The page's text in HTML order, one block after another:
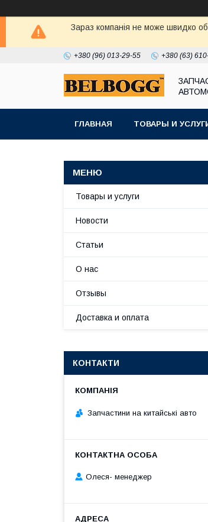
Зараз компанія не може швидко
+380 (96) 013-29-55 +380 (63)
ГЛАВНАЯ ТОВАРЫ И
Товары и услуги
Новости
Статьи
О нас
Отзывы
Доставка и оплата
КОНТАКТИ
Запчастини на китайські авто
Олеся- менеджер